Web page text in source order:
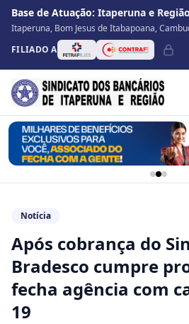
Base de Atuação: Itaperuna e Região
Itaperuna, Bom Jesus de Itabapoana,
Natividade, Porciúncula, São José de Ubá,
Sai
FILIADO A
Notícia
Após cobrança do
Bradesco cumpre
fecha agência com
19